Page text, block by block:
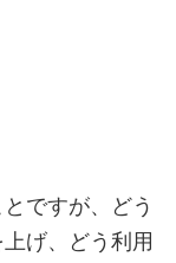
ですが、どう
げ、どう利用